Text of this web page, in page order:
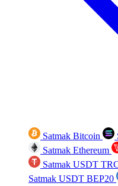
Satmak Bitcoin
Satmak Ethereum
Satmak USDT
Satmak USDT BEP20